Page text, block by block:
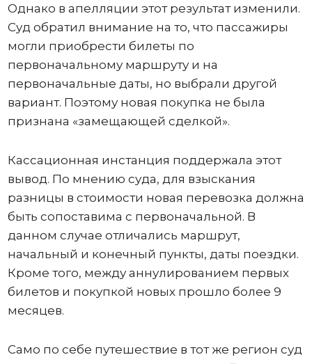
Однако в апелляции этот результат изменили.
Суд обратил внимание на то, что пассажиры
могли приобрести билеты по
первоначальному маршруту и на
первоначальные даты, но выбрали другой
вариант. Поэтому новая покупка не была
признана «замещающей сделкой».
Кассационная инстанция поддержала этот
вывод. По мнению суда, для взыскания
разницы в стоимости новая перевозка должна
быть сопоставима с первоначальной. В
данном случае отличались маршрут,
начальный и конечный пункты, даты поездки.
Кроме того, между аннулированием первых
билетов и покупкой новых прошло более 9
месяцев.
Само по себе путешествие в тот же регион суд